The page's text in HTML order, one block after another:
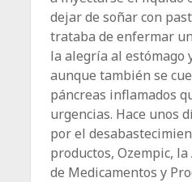
dejar de soñar con
trataba de enfermar
la alegría al estómago
aunque también se
páncreas inflamados
urgencias. Hace unos
por el
productos, Ozempic,
de Medicamentos y